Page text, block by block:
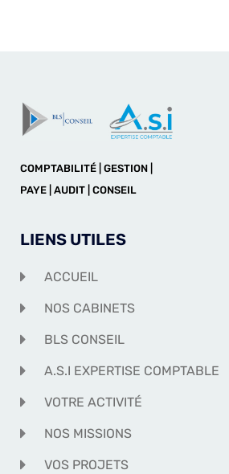
COMPTABILITÉ | GESTION |
PAYE | AUDIT | CONSEIL
LIENS UTILES
ACCUEIL
NOS CABINETS
BLS CONSEIL
A.S.I EXPERTISE COMPTABLE
VOTRE ACTIVITÉ
NOS MISSIONS
VOS PROJETS